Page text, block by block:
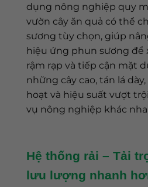
dụng nông nghiệp quy
vườn cây ăn quả có thể
sương tùy chọn, giúp
hiệu ứng phun sương để
rậm rạp và tiếp cận mặt
những cây cao, tán lá
hoạt và hiệu suất vượt
vụ nông nghiệp khác
Hệ thống rải – Tải
lưu lượng nhanh